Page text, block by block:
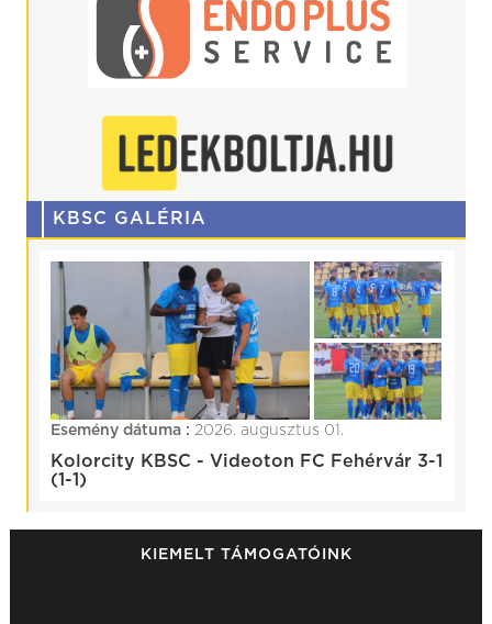
KBSC GALÉRIA
Esemény dátuma : 2026. augusztus 01.
Kolorcity KBSC - Videoton FC Fehérvár 3-1
(1-1)
KIEMELT TÁMOGATÓINK